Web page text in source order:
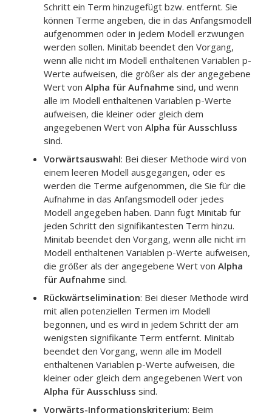
Schritt ein Term hinzugefügt bzw. entfernt. Sie
können Terme angeben, die in das Anfangsmodell
aufgenommen oder in jedem Modell erzwungen
werden sollen. Minitab beendet den Vorgang,
wenn alle nicht im Modell enthaltenen Variablen p-
Werte aufweisen, die größer als der angegebene
Wert von Alpha für Aufnahme sind, und wenn
alle im Modell enthaltenen Variablen p-Werte
aufweisen, die kleiner oder gleich dem
angegebenen Wert von Alpha für Ausschluss
sind.
Vorwärtsauswahl: Bei dieser Methode wird von
einem leeren Modell ausgegangen, oder es
werden die Terme aufgenommen, die Sie für die
Aufnahme in das Anfangsmodell oder jedes
Modell angegeben haben. Dann fügt Minitab für
jeden Schritt den signifikantesten Term hinzu.
Minitab beendet den Vorgang, wenn alle nicht im
Modell enthaltenen Variablen p-Werte aufweisen,
die größer als der angegebene Wert von Alpha
für Aufnahme sind.
Rückwärtselimination: Bei dieser Methode wird
mit allen potenziellen Termen im Modell
begonnen, und es wird in jedem Schritt der am
wenigsten signifikante Term entfernt. Minitab
beendet den Vorgang, wenn alle im Modell
enthaltenen Variablen p-Werte aufweisen, die
kleiner oder gleich dem angegebenen Wert von
Alpha für Ausschluss sind.
Vorwärts-Informationskriterium: Beim